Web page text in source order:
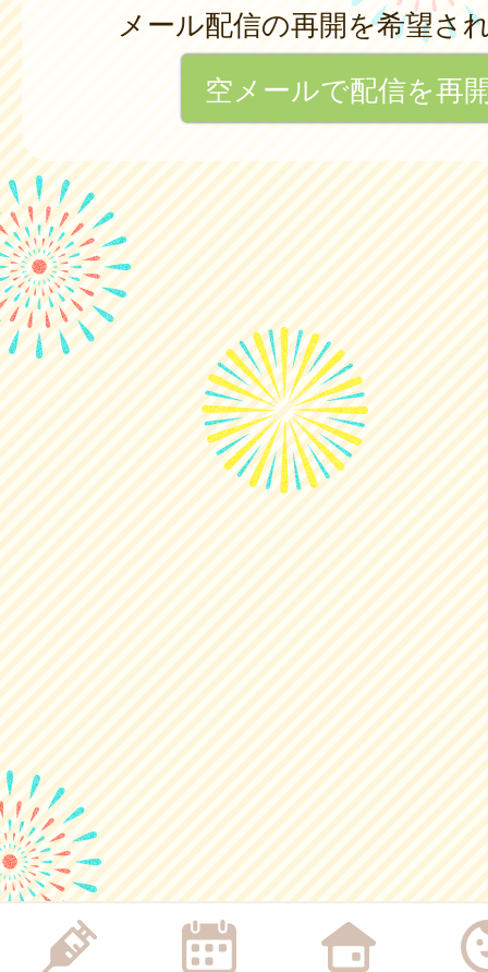
メール配信の再開を希望さ
空メールで配信を再